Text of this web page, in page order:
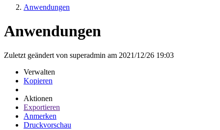
Anwendungen
Anwendungen
Zuletzt geändert von superadmin am 2021/12/26 19:03
Verwalten
Kopieren
Aktionen
Exportieren
Anmerken
Druckvorschau